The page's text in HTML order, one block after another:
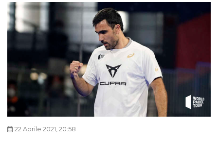
22 Aprile 2021, 20:58